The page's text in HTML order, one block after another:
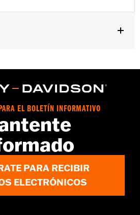
limitada – Consulta
información
EL BOLETÍN INFORMATIVO
PARA RECIBIR
ELECTRÓNICOS